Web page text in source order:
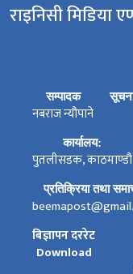
राइनिसी मिडिया
सम्पादक
नबराज न्यौपाने
कार्यालय:
पुतलीसडक, काठमाण्डौ
प्रतिक्रिया तथा
बिज्ञापन दररेट
Download